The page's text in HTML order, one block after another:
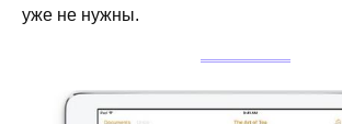
уже не нужны.